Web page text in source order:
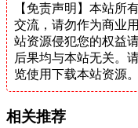
【免责声明】本站所
交流，请勿作为商业
站资源侵犯您的权益
后果均与本站无关。
览使用下载本站资源。
相关推荐